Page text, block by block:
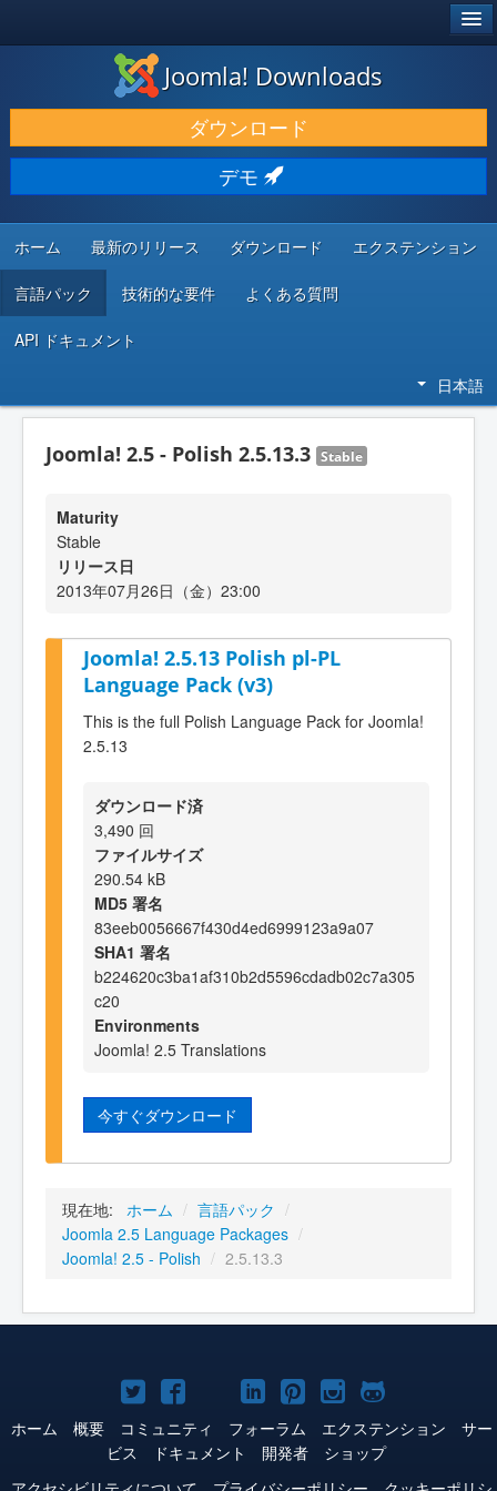
ダウンロードと機能拡張
発見と学び
コミュニティとサポート
開発者向けリソース
Joomla! Downloads
ダウンロード
デモ
ホーム 最新のリリース ダウンロード エクステンション
言語パック 技術的な要件 よくある質問
API ドキュメント
日本語
Joomla! 2.5 - Polish 2.5.13.3 Stable
Maturity
Stable
リリース日
2013年07月26日（金）23:00
Joomla! 2.5.13 Polish pl-PL
Language Pack (v3)
This is the full Polish Language Pack for Joomla!
2.5.13
ダウンロード済
3,490 回
ファイルサイズ
290.54 kB
MD5 署名
83eeb0056667f430d4ed6999123a9a07
SHA1 署名
b224620c3ba1af310b2d5596cdadb02c7a305
c20
Environments
Joomla! 2.5 Translations
今すぐダウンロード
現在地: ホーム / 言語パック /
Joomla 2.5 Language Packages /
Joomla! 2.5 - Polish / 2.5.13.3
Joomla!
Twitter
Joomla!
Facebook
Joomla!
YouTube
Joomla!
LinkedIn
Joomla!
Pinterest
Joomla!
Instagram
Joomla!
GitHub
ホーム 概要 コミュニティ フォーラム エクステンション
サー
ビス
ドキュメント 開発者
ショップ